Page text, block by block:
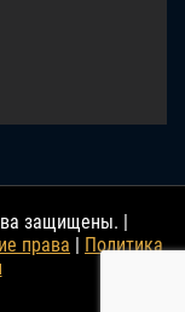
защищены. |
права | Политика